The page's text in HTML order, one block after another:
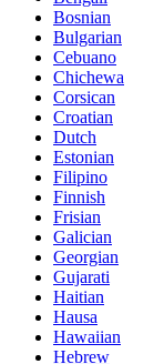
Bosnian
Bulgarian
Cebuano
Chichewa
Corsican
Croatian
Dutch
Estonian
Filipino
Finnish
Frisian
Galician
Georgian
Gujarati
Haitian
Hausa
Hawaiian
Hebrew